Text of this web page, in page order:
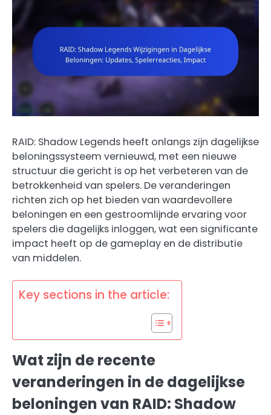
RAID: Shadow Legends heeft onlangs zijn dagelijkse
beloningssysteem vernieuwd, met een nieuwe
structuur die gericht is op het verbeteren van de
betrokkenheid van spelers. De veranderingen
richten zich op het bieden van waardevollere
beloningen en een gestroomlijnde ervaring voor
spelers die dagelijks inloggen, wat een significante
impact heeft op de gameplay en de distributie
van middelen.
Key sections in the article:
Wat zijn de recente
veranderingen in de dagelijkse
beloningen van RAID: Shadow